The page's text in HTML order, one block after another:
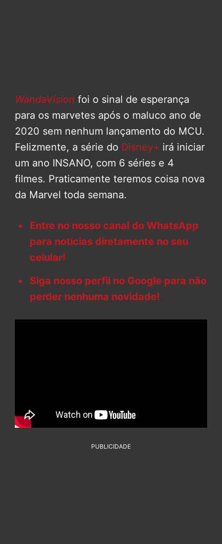
WandaVision foi o sinal de esperança
para os marvetes após o maluco ano de
2020 sem nenhum lançamento do MCU.
Felizmente, a série do Disney+ irá iniciar
um ano INSANO, com 6 séries e 4
filmes. Praticamente teremos coisa nova
da Marvel toda semana.
Entre no nosso canal do WhatsApp
para notícias diretamente no seu
celular!
Siga nosso perfil no Google para não
perder nenhuma novidade!
PUBLICIDADE